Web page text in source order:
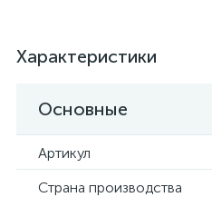
Характеристики
Основные
Артикул
Страна производства